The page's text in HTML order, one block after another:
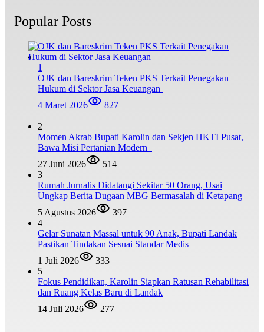
Popular Posts
1
OJK dan Bareskrim Teken PKS Terkait Penegakan
Hukum di Sektor Jasa Keuangan
4 Maret 2026
827
2
Momen Akrab Bupati Karolin dan Sekjen HKTI Pusat,
Bawa Misi Pertanian Modern
27 Juni 2026
514
3
Rumah Jurnalis Didatangi Sekitar 50 Orang, Usai
Ungkap Berita Dugaan MBG Bermasalah di Ketapang
5 Agustus 2026
397
4
Gelar Sunatan Massal untuk 90 Anak, Bupati Landak
Pastikan Tindakan Sesuai Standar Medis
1 Juli 2026
333
5
Fokus Pendidikan, Karolin Siapkan Ratusan Rehabilitasi
dan Ruang Kelas Baru di Landak
14 Juli 2026
277